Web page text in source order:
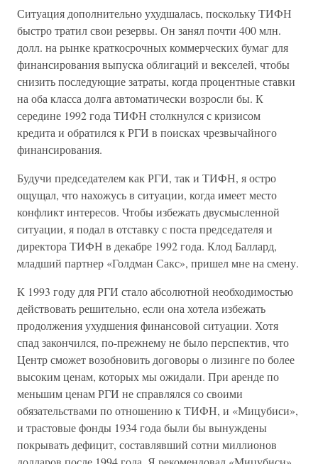
Ситуация дополнительно ухудшалась, поскольку ТИФН
быстро тратил свои резервы. Он занял почти 400 млн.
долл. на рынке краткосрочных коммерческих бумаг для
финансирования выпуска облигаций и векселей, чтобы
снизить последующие затраты, когда процентные ставки
на оба класса долга автоматически возросли бы. К
середине 1992 года ТИФН столкнулся с кризисом
кредита и обратился к РГИ в поисках чрезвычайного
финансирования.
Будучи председателем как РГИ, так и ТИФН, я остро
ощущал, что нахожусь в ситуации, когда имеет место
конфликт интересов. Чтобы избежать двусмысленной
ситуации, я подал в отставку с поста председателя и
директора ТИФН в декабре 1992 года. Клод Баллард,
младший партнер «Голдман Сакс», пришел мне на смену.
К 1993 году для РГИ стало абсолютной необходимостью
действовать решительно, если она хотела избежать
продолжения ухудшения финансовой ситуации. Хотя
спад закончился, по-прежнему не было перспектив, что
Центр сможет возобновить договоры о лизинге по более
высоким ценам, которых мы ожидали. При аренде по
меньшим ценам РГИ не справлялся со своими
обязательствами по отношению к ТИФН, и «Мицубиси»,
и трастовые фонды 1934 года были бы вынуждены
покрывать дефицит, составлявший сотни миллионов